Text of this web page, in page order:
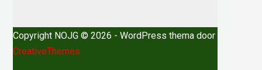
Copyright NOJG © 2026 - WordPress thema door
CreativeThemes